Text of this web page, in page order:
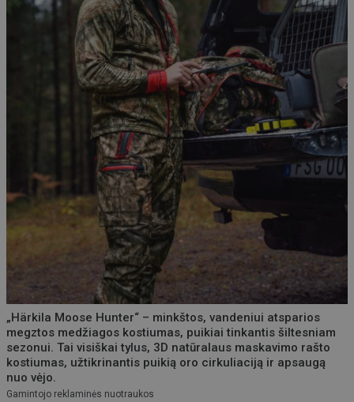
„Härkila Moose Hunter“ – minkštos, vandeniui atsparios
megztos medžiagos kostiumas, puikiai tinkantis šiltesniam
sezonui. Tai visiškai tylus, 3D natūralaus maskavimo rašto
kostiumas, užtikrinantis puikią oro cirkuliaciją ir apsaugą
nuo vėjo.
Gamintojo reklaminės nuotraukos